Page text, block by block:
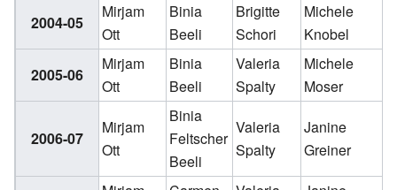
2004-05
Mirjam
Ott
Binia
Beeli
Brigitte
Schori
Michele
Knobel
2005-06
Mirjam
Ott
Binia
Beeli
Valeria
Spalty
Michele
Moser
2006-07
Mirjam
Ott
Binia
Feltscher
Beeli
Valeria
Spalty
Janine
Greiner